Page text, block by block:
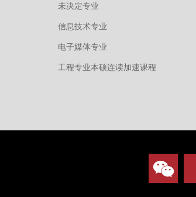
未决定专业
信息技术专业
电子媒体专业
工程专业本硕连读加速课程